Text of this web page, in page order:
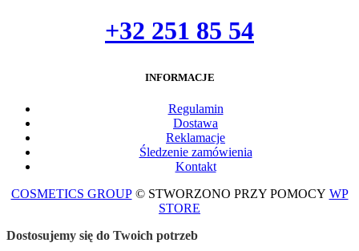
+32 251 85 54
INFORMACJE
Regulamin
Dostawa
Reklamacje
Śledzenie zamówienia
Kontakt
COSMETICS GROUP© STWORZONO PRZY POMOCY WP
STORE
Dostosujemy się do Twoich potrzeb